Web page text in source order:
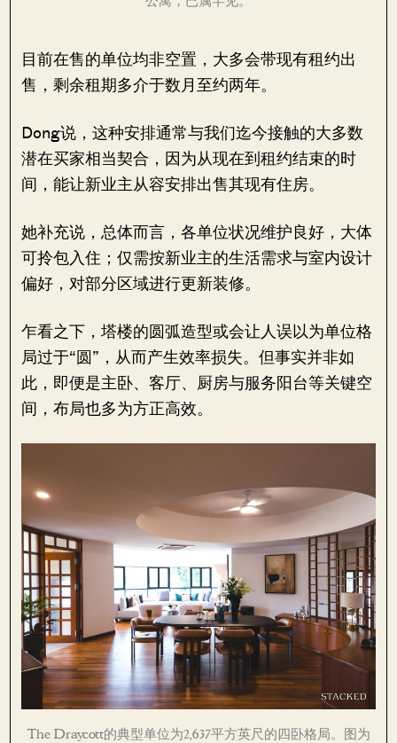
目前在售的单位均非空置，大多会带现有租约出
售，剩余租期多介于数月至约两年。
Dong说，这种安排通常与我们迄今接触的大多数
潜在买家相当契合，因为从现在到租约结束的时
间，能让新业主从容安排出售其现有住房。
她补充说，总体而言，各单位状况维护良好，大体
可拎包入住；仅需按新业主的生活需求与室内设计
偏好，对部分区域进行更新装修。
乍看之下，塔楼的圆弧造型或会让人误以为单位格
局过于“圆”，从而产生效率损失。但事实并非如
此，即便是主卧、客厅、厨房与服务阳台等关键空
间，布局也多为方正高效。
The Draycott的典型单位为2,637平方英尺的四卧格局。图为